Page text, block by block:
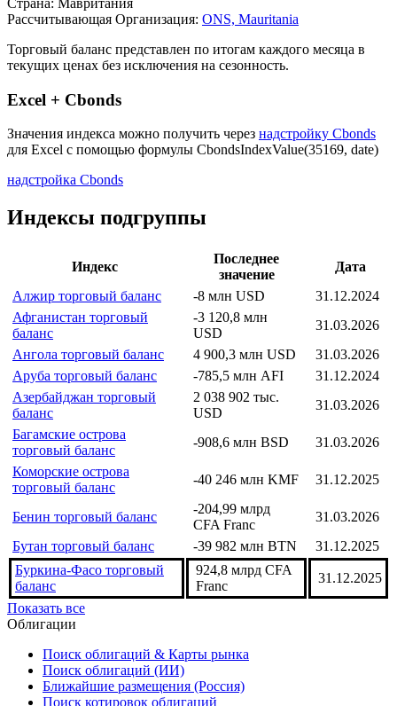
Описание индекса
Страна: Мавритания
Торговый баланс представлен по итогам каждого месяца в
текущих ценах без исключения на сезонность.
Excel + Cbonds
для Excel с помощью формулы
Индексы подгруппы
Индекс
Последнее
значение
Дата
Алжир торговый баланс
-8 млн USD
31.12.2024
Афганистан торговый
баланс
-3 120,8 млн
USD
Ангола торговый баланс
4 900,3 млн USD
Аруба торговый баланс
-785,5 млн AFI
31.12.2024
Азербайджан торговый
баланс
USD
Багамские острова
торговый баланс
-908,6 млн BSD
торговый баланс
-40 246 млн KMF 31.12.2025
Бенин торговый баланс
-204,99 млрд
CFA Franc
31.03.2026
Бутан торговый баланс
Буркина-Фасо торговый
баланс
Показать все
Облигации